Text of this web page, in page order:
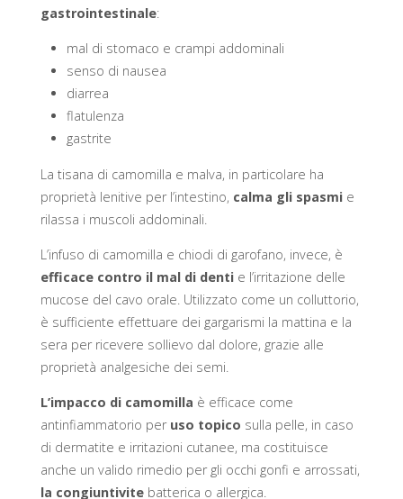
gastrointestinale:
mal di stomaco e crampi addominali
senso di nausea
diarrea
flatulenza
gastrite
La tisana di camomilla e malva, in particolare ha
proprietà lenitive per l’intestino, calma gli spasmie
rilassa i muscoli addominali.
L’infuso di camomilla e chiodi di garofano, invece, è
efficace contro il mal di dentie l’irritazione delle
mucose del cavo orale. Utilizzato come un colluttorio,
è sufficiente effettuare dei gargarismi la mattina e la
sera per ricevere sollievo dal dolore, grazie alle
proprietà analgesiche dei semi.
L’impacco di camomilla è efficace come
antinfiammatorio per uso topico sulla pelle, in caso
di dermatite e irritazioni cutanee, ma costituisce
anche un valido rimedio per gli occhi gonfi e arrossati,
la congiuntivitebatterica o allergica.